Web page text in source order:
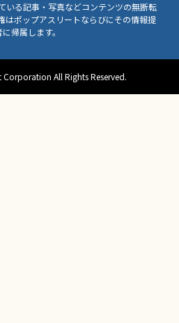
いる記事・写真などコンテンツの無断転
はポップアスリートならびにその情報提
帰属します。
All Rights Reserved.